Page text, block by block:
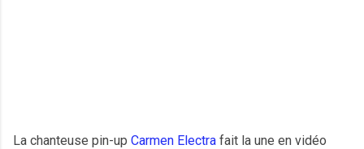
La chanteuse pin-up Carmen Electra fait la une en vidéo